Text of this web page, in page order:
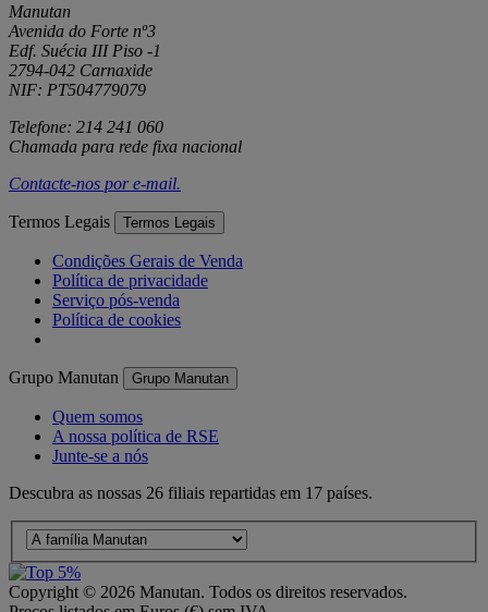
Manutan
Avenida do Forte nº3
Edf. Suécia III Piso -1
2794-042 Carnaxide
NIF: PT504779079
Telefone: 214 241 060
Chamada para rede fixa nacional
Contacte-nos pore-mail.
Termos Legais Termos Legais
Condições Gerais de Venda
Política de privacidade
Serviço pós-venda
Política de cookies
Grupo Manutan Grupo Manutan
Quem somos
A nossa política de RSE
Junte-se a nós
Descubra as nossas 26 filiais repartidas em 17 países.
Copyright © 2026 Manutan. Todos os direitos reservados.